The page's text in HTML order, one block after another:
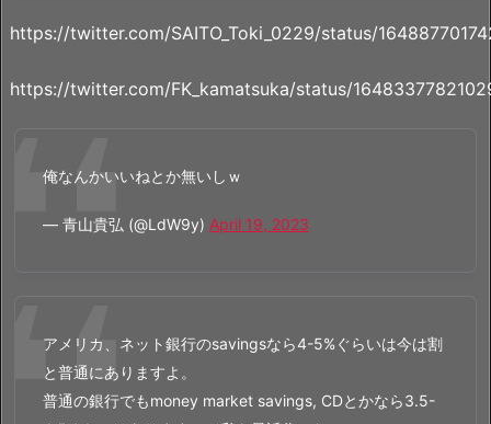
https://twitter.com/SAITO_Toki_0229/status/
https://twitter.com/FK_kamatsuka/status/
俺なんかいいねとか無いしｗ
— 青山貴弘 (@LdW9y) April 19, 2023
アメリカ、ネット銀行のsavingsなら4-5%ぐらいは今は割
と普通にありますよ。
普通の銀行でもmoney market savings, CDとかなら3.5-